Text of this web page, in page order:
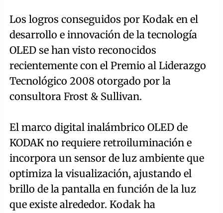
Los logros conseguidos por Kodak en el
desarrollo e innovación de la tecnología
OLED se han visto reconocidos
recientemente con el Premio al Liderazgo
Tecnológico 2008 otorgado por la
consultora Frost & Sullivan.
El marco digital inalámbrico OLED de
KODAK no requiere retroiluminación e
incorpora un sensor de luz ambiente que
optimiza la visualización, ajustando el
brillo de la pantalla en función de la luz
que existe alrededor. Kodak ha